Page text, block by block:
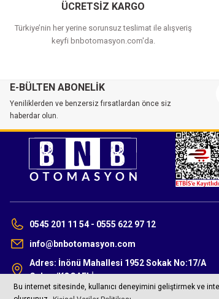
Bu internet sitesinde, kullanıcı deneyimini geliştirmek ve
ÜCRETSİZ KARGO
Türkiye’nin her yerine sorunsuz teslimat ile alışveriş
keyfi bnbotomasyon.com'da.
E-BÜLTEN ABONELİK
Yeniliklerden ve benzersiz fırsatlardan önce siz
haberdar olun.
0545 201 11 54 - 0555 622 97 12
info@bnbotomasyon.com
Adres: İnönü Mahallesi 1952 Sokak No:17/A
Gebze/KOCAELİ
©2023 bnbotomasyon.com Tüm Hakları Saklıdır.